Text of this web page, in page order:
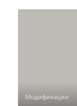
Модификации